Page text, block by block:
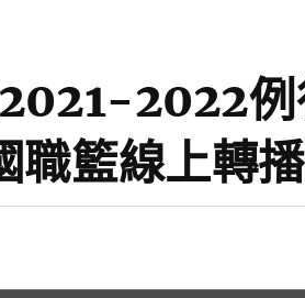
2022
職籃線上轉